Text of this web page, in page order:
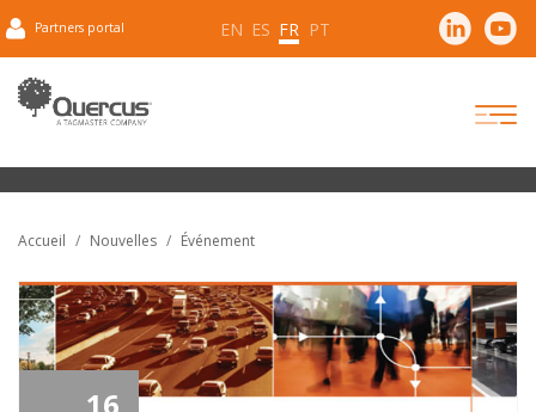
Partners portal EN ES FR PT
Accueil Nouvelles Événement